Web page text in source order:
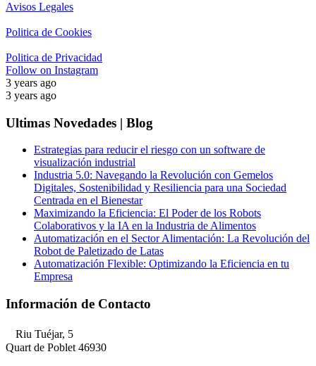
Avisos Legales
Politica de Cookies
Politica de Privacidad
Follow on Instagram
3 years ago
3 years ago
Ultimas Novedades | Blog
Estrategias para reducir el riesgo con un software de
visualización industrial
Industria 5.0: Navegando la Revolución con Gemelos
Digitales, Sostenibilidad y Resiliencia para una Sociedad
Centrada en el Bienestar
Maximizando la Eficiencia: El Poder de los Robots
Colaborativos y la IA en la Industria de Alimentos
Automatización en el Sector Alimentación: La Revolución del
Robot de Paletizado de Latas
Automatización Flexible: Optimizando la Eficiencia en tu
Empresa
Información de Contacto
Riu Tuéjar, 5
Quart de Poblet 46930